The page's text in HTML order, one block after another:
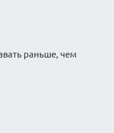
раньше, чем